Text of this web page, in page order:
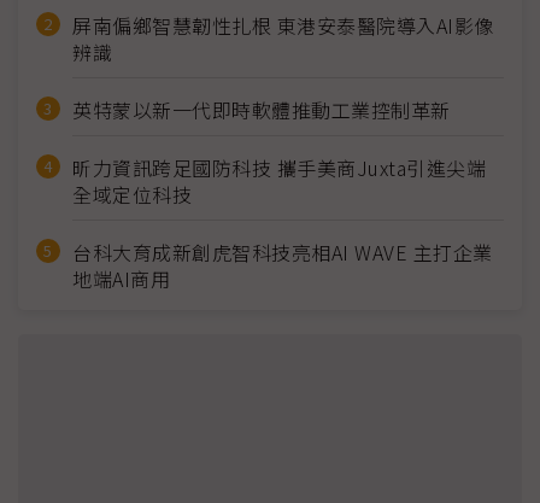
屏南偏鄉智慧韌性扎根 東港安泰醫院導入AI影像
辨識
英特蒙以新一代即時軟體推動工業控制革新
昕力資訊跨足國防科技 攜手美商Juxta引進尖端
全域定位科技
台科大育成新創虎智科技亮相AI WAVE 主打企業
地端AI商用